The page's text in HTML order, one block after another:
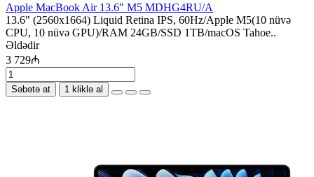
Apple MacBook Air 13.6" M5 MDHG4RU/A
13.6" (2560x1664) Liquid Retina IPS, 60Hz/Apple M5(10 nüvə
CPU, 10 nüvə GPU)/RAM 24GB/SSD 1TB/macOS Tahoe..
Əldədir
3 729₼
Səbətə at 1 kliklə al